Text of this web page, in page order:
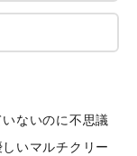
ないのに不思議
いマルチクリー